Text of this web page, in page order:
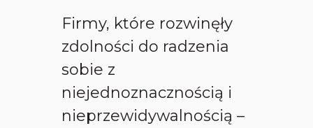
Firmy, które rozwinęły
zdolności do radzenia
sobie z
niejednoznacznością i
nieprzewidywalnością –